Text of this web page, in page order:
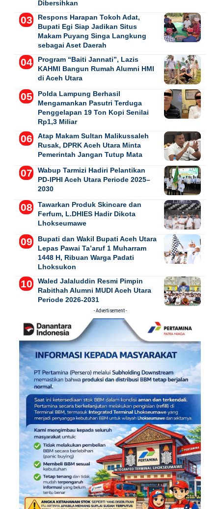
Dibersihkan
Respons Harapan Tokoh Adat,
Bupati Egi Siap Jadikan Situs
Makam Puyang Singa Langkung
sebagai Aset Daerah
Program “Baiti Jannati”, Lazis
KAHMI Bangun Rumah Alumni HMI
di Aceh Utara
Polda Lampung Berhasil
Mengamankan Pasutri Terduga
Penggelapan 19 Ton Kopi Senilai
Rp1,3 Miliar
Atap Makam Sultan Malikussaleh
Rusak, DPRK Aceh Utara Minta
Pemerintah Jangan Tutup Mata
Wabup Tarmizi Hadiri Pelantikan
PD-IPHI Aceh Utara Periode 2025–
2030
Tawarkan Produk Skincare dan
Ferfum, L.DHIES Hadir Dikota
Lhokseumawe
Bupati dan Wakil Bupati Aceh Utara
Lepas Pawai Ta’aruf 1 Muharram
1448 H, Ribuan Warga Padati
Lhoksukon
Waled Jalaluddin Resmi Pimpin
Rabithah Alumni MUDI Aceh Utara
Periode 2026-2031
- Advertisement -